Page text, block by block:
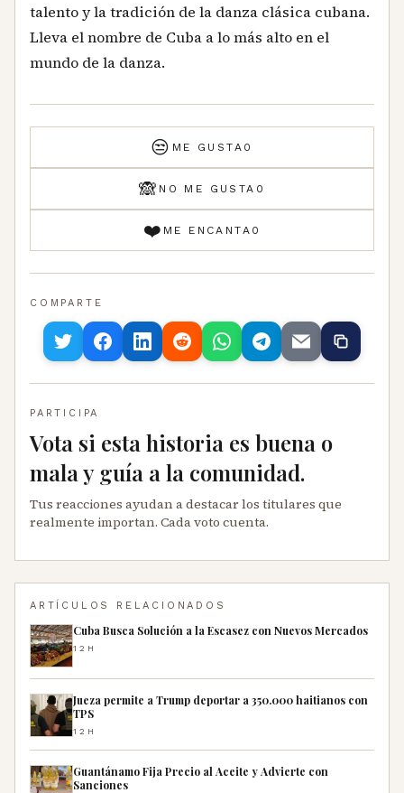
talento y la tradición de la danza clásica cubana.
Lleva el nombre de Cuba a lo más alto en el
mundo de la danza.
😒 ME GUSTA 0
🙈 NO ME GUSTA 0
❤️ ME ENCANTA 0
COMPARTE
PARTICIPA
Vota si esta historia es buena o
mala y guía a la comunidad.
Tus reacciones ayudan a destacar los titulares que
realmente importan. Cada voto cuenta.
ARTÍCULOS RELACIONADOS
Cuba Busca Solución a la Escasez con Nuevos Mercados
12H
Jueza permite a Trump deportar a 350.000 haitianos con
TPS
12H
Guantánamo Fija Precio al Aceite y Advierte con
Sanciones